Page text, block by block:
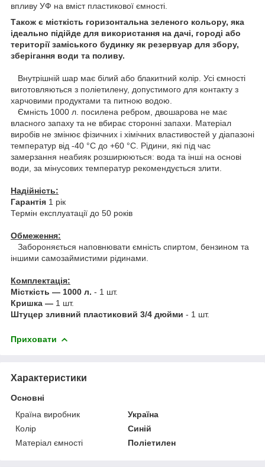
впливу УФ на вміст пластикової ємності.
Також є місткість горизонтальна зеленого кольору, яка
ідеально підійде для використання на дачі, городі або
території заміського будинку як резервуар для збору,
зберігання води та поливу.
Внутрішній шар має білий або блакитний колір. Усі ємності
виготовляються з поліетилену, допустимого для контакту з
харчовими продуктами та питною водою.
Ємність 1000 л. посилена ребром, двошарова не має
власного запаху та не вбирає сторонні запахи. Матеріал
виробів не змінює фізичних і хімічних властивостей у діапазоні
температур від -40 °C до +60 °C. Рідини, які під час
замерзання неабияк розширюються: вода та інші на основі
води, за мінусових температур рекомендується злити.
Надійність:
Гарантія 1 рік
Термін експлуатації до 50 років
Обмеження:
Забороняється наповнювати ємність спиртом, бензином та
іншими самозаймистими рідинами.
Комплектація:
Місткість — 1000 л. - 1 шт.
Кришка — 1 шт.
Штуцер зливний пластиковий 3/4 дюйми - 1 шт.
Приховати
Характеристики
Основні
Країна виробник
Україна
Колір
Синій
Матеріал ємності
Поліетилен